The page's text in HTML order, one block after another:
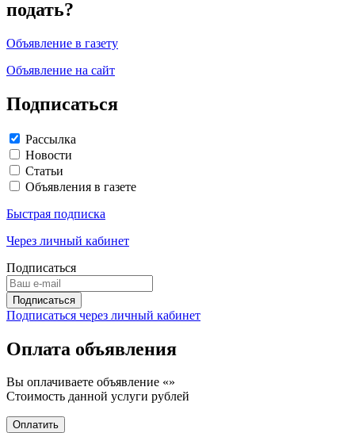
подать?
Объявление в газету
Объявление на сайт
Подписаться
Рассылка
Новости
Статьи
Объявления в газете
Быстрая подписка
Через личный кабинет
Подписаться
Подписаться через личный кабинет
Оплата объявления
Вы оплачиваете объявление «»
Стоимость данной услуги рублей